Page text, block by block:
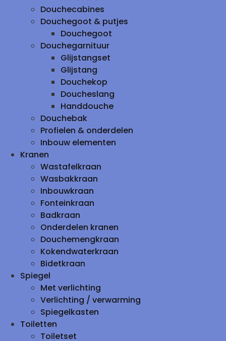
Douchecabines
Douchegoot & putjes
Douchegoot
Douchegarnituur
Glijstangset
Glijstang
Douchekop
Doucheslang
Handdouche
Douchebak
Profielen & onderdelen
Inbouw elementen
Kranen
Wastafelkraan
Wasbakkraan
Inbouwkraan
Fonteinkraan
Badkraan
Onderdelen kranen
Douchemengkraan
Kokendwaterkraan
Bidetkraan
Spiegel
Met verlichting
Verlichting / verwarming
Spiegelkasten
Toiletten
Toiletset